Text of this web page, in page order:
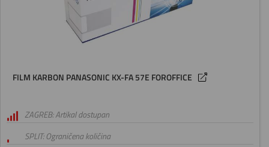
FILM KARBON PANASONIC KX-FA 57E FOROFFICE
ZAGREB: Artikal dostupan
SPLIT: Ograničena količina